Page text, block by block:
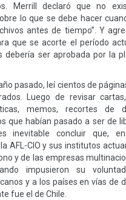
Merrill declaró que no
lo que se debe hacer
antes de tiempo”. Y
que se acorte el período
debería ser aprobada por la
pasado, leí cientos de
Luego de revisar
memos, recortes de
que habían pasado a ser de
inevitable concluir que,
AFL-CIO y sus institutos
y de las empresas
impusieron su
y a los países en vías de
fue el de Chile.